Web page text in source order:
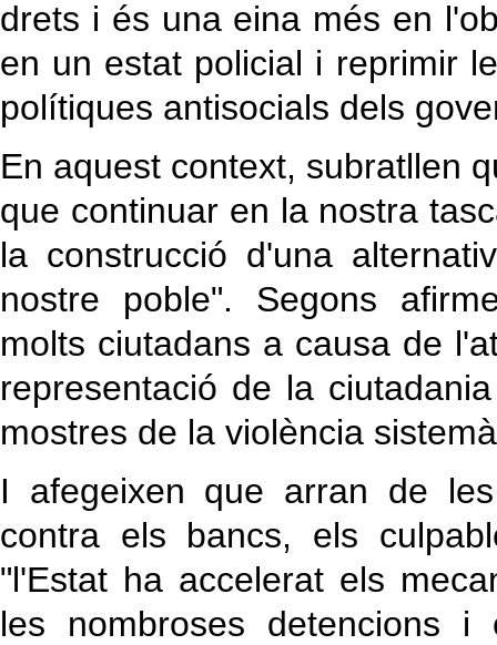
drets i és una eina més en
en un estat policial i reprimir
polítiques antisocials dels
En aquest context, subratllen
que continuar en la nostra
la construcció d'una
nostre poble". Segons
molts ciutadans a causa de
representació de la
mostres de la violència
I afegeixen que arran de
contra els bancs, els
"l'Estat ha accelerat els
les nombroses detencions i